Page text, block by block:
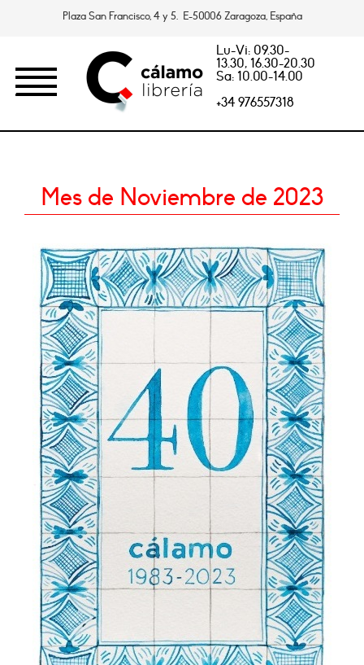
Plaza San Francisco, 4 y 5. E-50006 Zaragoza, España
Lu-Vi: 09.30-
13.30, 16.30-20.30
Sa: 10.00-14.00
+34 976557318
Mes de Noviembre de 2023